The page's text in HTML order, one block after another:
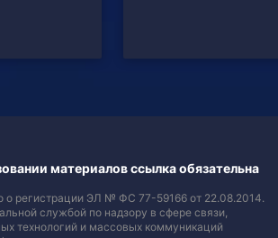
материалов ссылка обязательна
о регистрации ЭЛ № ФС 77-59166 от 22.08.2014.
службой по надзору в сфере связи,
технологий и массовых коммуникаций